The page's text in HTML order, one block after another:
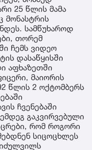
25 წლის მამა
მონასტრის
სამწუხაროდ
თორემ
ჩემს ვიდეო
დასაწყისში
აფხაზეთში
მაიორის
წლის 2 ოქტომბერს
ჩვენებაში
გაკვირვებული
რომ როგორი
სიცოცხლეს